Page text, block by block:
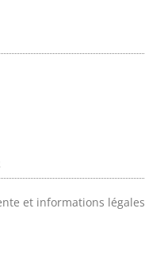
et informations légales